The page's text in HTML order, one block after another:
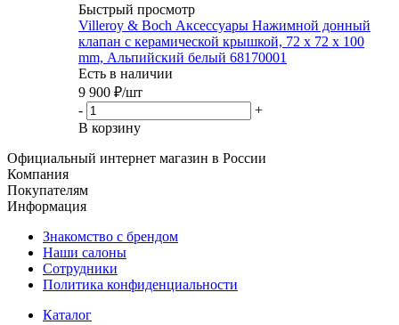
Быстрый просмотр
Villeroy & Boch Аксессуары Нажимной донный
клапан с керамической крышкой, 72 x 72 x 100
mm, Альпийский белый 68170001
Есть в наличии
9 900 ₽/шт
-
+
В корзину
Официальный интернет магазин в России
Компания
Покупателям
Информация
Знакомство с брендом
Наши салоны
Сотрудники
Политика конфиденциальности
Каталог